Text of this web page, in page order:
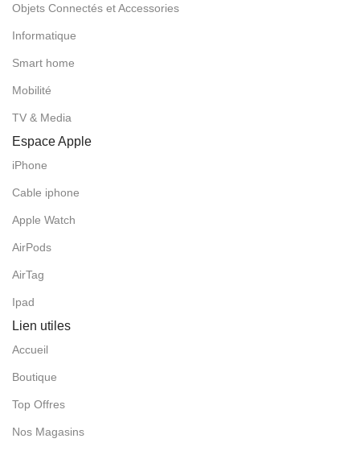
Objets Connectés et Accessories
Informatique
Smart home
Mobilité
TV & Media
Espace Apple
iPhone
Cable iphone
Apple Watch
AirPods
AirTag
Ipad
Lien utiles
Accueil
Boutique
Top Offres
Nos Magasins